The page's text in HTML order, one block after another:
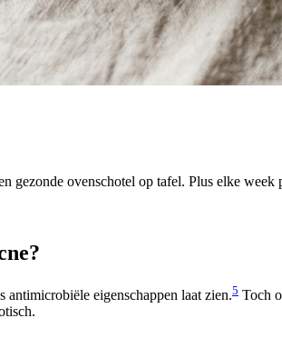
gezonde ovenschotel op tafel. Plus elke
eigenschappen laat zien.5 Toch